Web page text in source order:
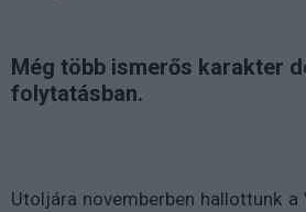
Még több ismerős karakter
folytatásban.
Utoljára novemberben hallottunk a